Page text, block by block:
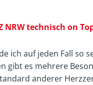
NRW technisch on
ich auf jeden Fall so
gibt es mehrere
anderer